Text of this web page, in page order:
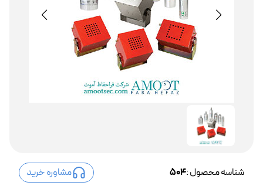
شناسه محصول :504
مشاوره خرید